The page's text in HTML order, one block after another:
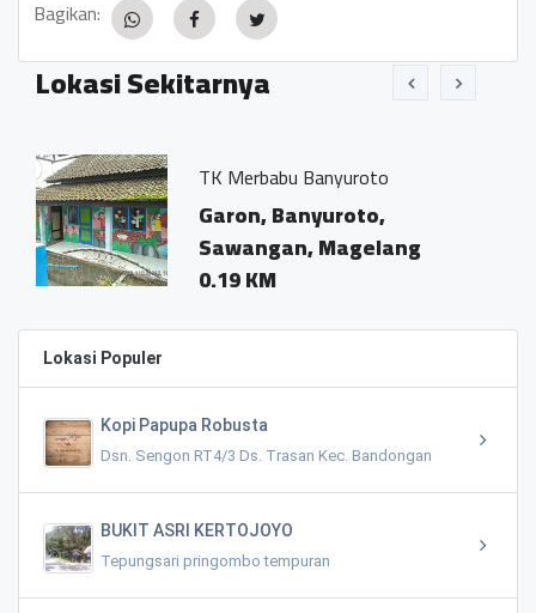
Bagikan:
Lokasi Sekitarnya
TK Merbabu Banyuroto
Garon, Banyuroto,
Sawangan, Magelang
0.19 KM
Lokasi Populer
Kopi Papupa Robusta
Dsn. Sengon RT4/3 Ds. Trasan Kec. Bandongan
BUKIT ASRI KERTOJOYO
Tepungsari pringombo tempuran